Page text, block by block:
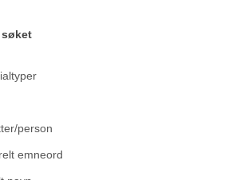
person
emneord